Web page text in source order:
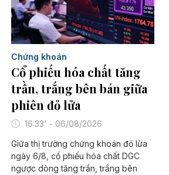
Chứng khoán
Cổ phiếu hóa chất tăng
trần, trắng bên bán giữa
phiên đỏ lửa
16:33' - 06/08/2026
Giữa thị trường chứng khoán đỏ lửa
ngày 6/8, cổ phiếu hóa chất DGC
ngược dòng tăng trần, trắng bên